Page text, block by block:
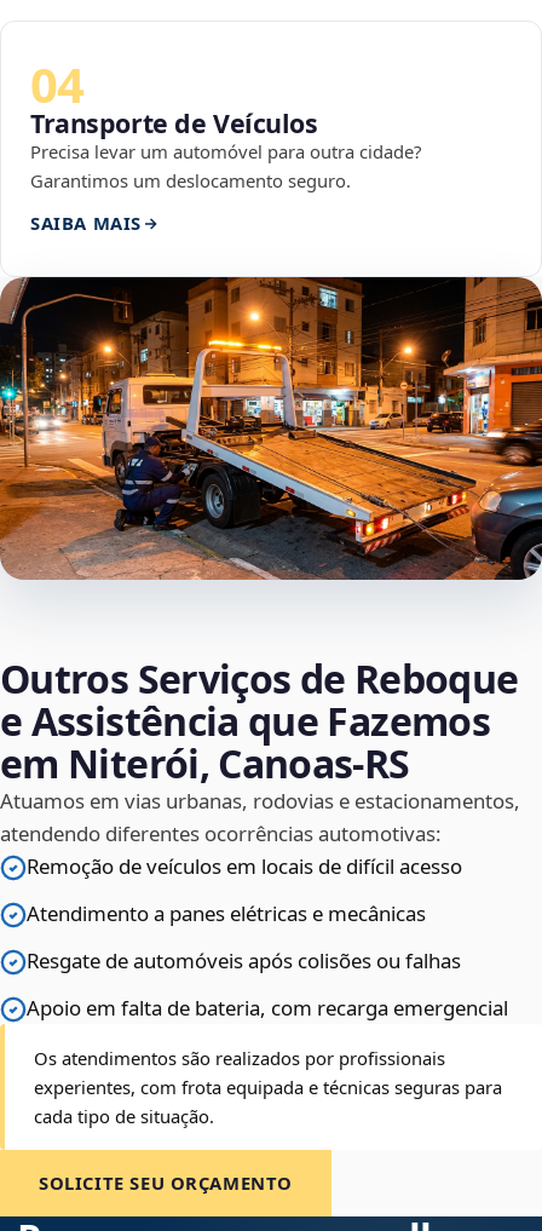
04
Transporte de Veículos
Precisa levar um automóvel para outra cidade?
Garantimos um deslocamento seguro.
SAIBA MAIS
Outros Serviços de Reboque
e Assistência que Fazemos
em Niterói, Canoas‑RS
Atuamos em vias urbanas, rodovias e estacionamentos,
atendendo diferentes ocorrências automotivas:
Remoção de veículos em locais de difícil acesso
Atendimento a panes elétricas e mecânicas
Resgate de automóveis após colisões ou falhas
Apoio em falta de bateria, com recarga emergencial
Os atendimentos são realizados por profissionais
experientes, com frota equipada e técnicas seguras para
cada tipo de situação.
SOLICITE SEU ORÇAMENTO